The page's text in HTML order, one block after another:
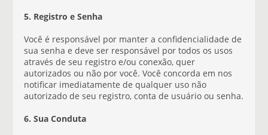
5. Registro e Senha
Você é responsável por manter a confidencialidade de
sua senha e deve ser responsável por todos os usos
através de seu registro e/ou conexão, quer
autorizados ou não por você. Você concorda em nos
notificar imediatamente de qualquer uso não
autorizado de seu registro, conta de usuário ou senha.
6. Sua Conduta